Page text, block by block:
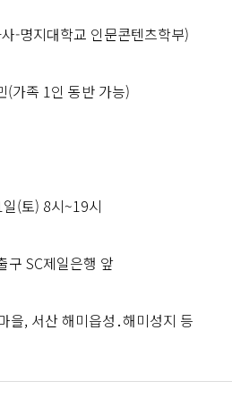
-명지대학교 인문콘텐츠학부)
가족 1인 동반 가능)
(토) 8시~19시
SC제일은행 앞
, 서산 해미읍성․해미성지 등